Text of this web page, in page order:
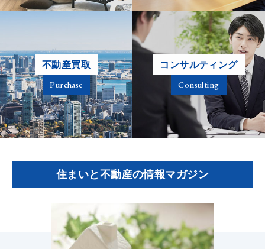
不動産買取
Purchase
コンサルティング
Consulting
住まいと不動産の情報マガジン